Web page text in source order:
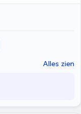
Alles zien